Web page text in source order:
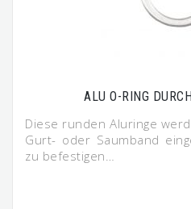
ALU O-RING
Diese runden Aluringe
Gurt- oder Saumband
zu befestigen…